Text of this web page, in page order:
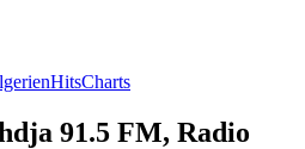
HitsCharts
91.5 FM, Radio